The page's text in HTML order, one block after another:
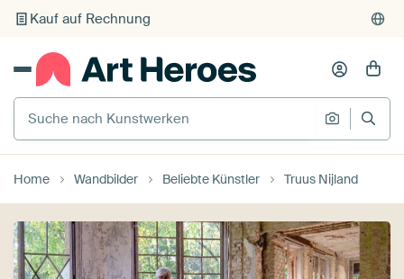
Kauf auf Rechnung
Individueller Druck auf Bestellung
Suche nach Kunstwerken
Suche
Home Wandbilder Beliebte Künstler Truus Nijland